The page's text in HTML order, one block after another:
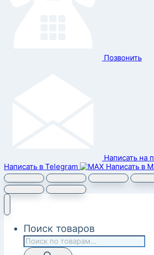
Позвонить
Написать на
Написать в Telegram
Написать в
Поиск товаров